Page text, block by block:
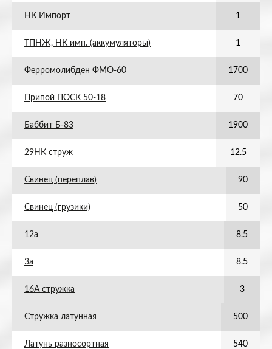
НК Импорт 1
ТПНЖ, НК имп. (аккумуляторы) 1
Ферромолибден ФМО-60 1700
Припой ПОСК 50-18 70
Баббит Б-83 1900
29НК струж 12.5
Свинец (переплав) 90
Свинец (грузики) 50
12а 8.5
3а 8.5
16А стружка 3
Стружка латунная 500
Латунь разносортная 540